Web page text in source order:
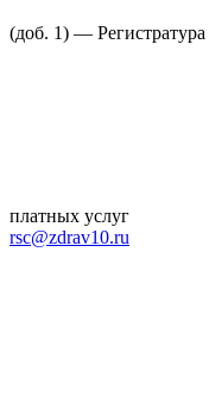
(доб. 1) — Регистратура
платных услуг
rsc@zdrav10.ru